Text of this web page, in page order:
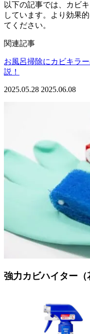
以下の記事では、カビ
しています。より効果
てください。
関連記事
お風呂掃除にカビキラ
説！
2025.05.28 2025.06.08
強力カビハイター（